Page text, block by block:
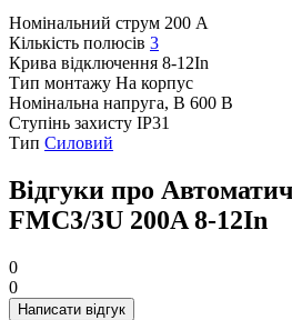
Номінальний струм 200 А
Кількість полюсів 3
Крива відключення 8-12In
Тип монтажу На корпус
Номінальна напруга, В 600 В
Ступінь захисту IP31
Тип Силовий
Відгуки про
FMC3/3U 200A 8-12In
0
0
Написати відгук